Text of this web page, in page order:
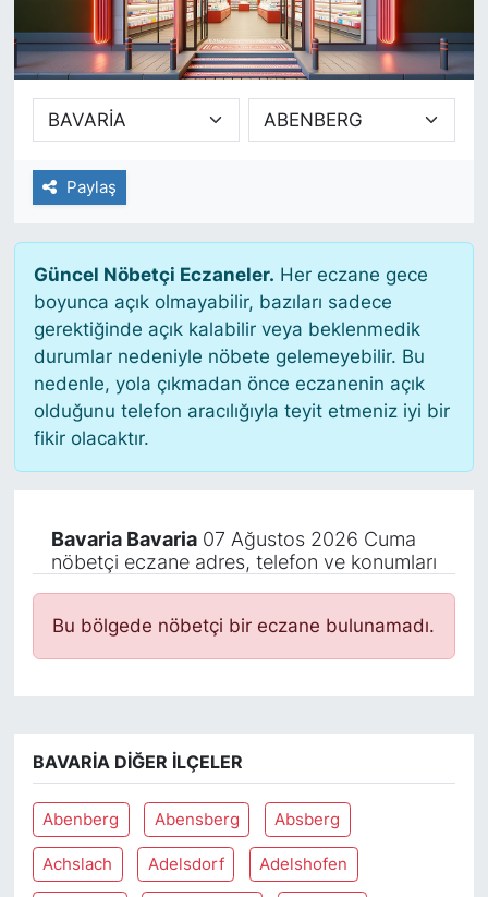
Paylaş
Güncel Nöbetçi Eczaneler. Her eczane gece
boyunca açık olmayabilir, bazıları sadece
gerektiğinde açık kalabilir veya beklenmedik
durumlar nedeniyle nöbete gelemeyebilir. Bu
nedenle, yola çıkmadan önce eczanenin açık
olduğunu telefon aracılığıyla teyit etmeniz iyi bir
fikir olacaktır.
Bavaria Bavaria07 Ağustos 2026 Cuma
nöbetçi eczane adres, telefon ve konumları
Bu bölgede nöbetçi bir eczane bulunamadı.
BAVARIA DIĞER İLÇELER
Abenberg Abensberg Absberg
Achslach Adelsdorf Adelshofen
SİYASET
SAĞLIK